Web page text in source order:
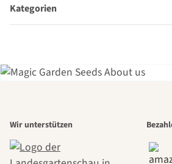
Kategorien
Wir unterstützen